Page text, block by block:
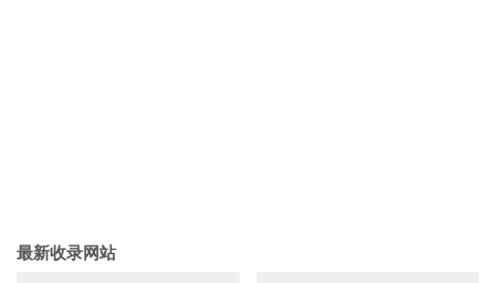
最新收录网站